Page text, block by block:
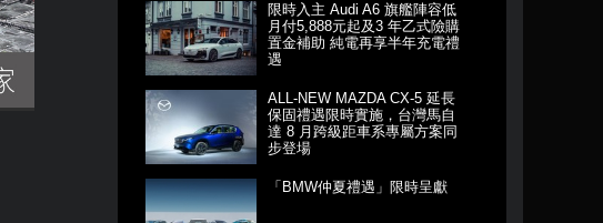
限時入主 Audi A6 旗艦陣容低
月付5,888元起及3 年乙式險購
置金補助 純電再享半年充電禮
遇
ALL-NEW MAZDA CX-5 延長
保固禮遇限時實施，台灣馬自
達 8 月跨級距車系專屬方案同
步登場
「BMW仲夏禮遇」限時呈獻